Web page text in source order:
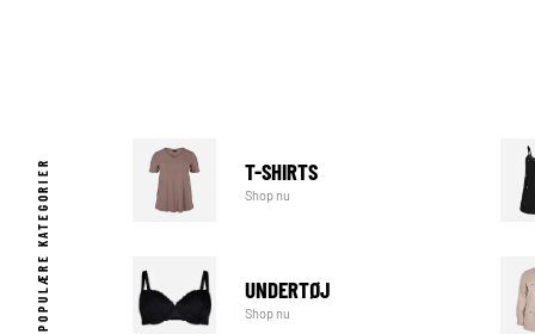
POPULÆRE KATEGORIER T-SHIRTS
Shop nu
UNDERTØJ
Shop nu